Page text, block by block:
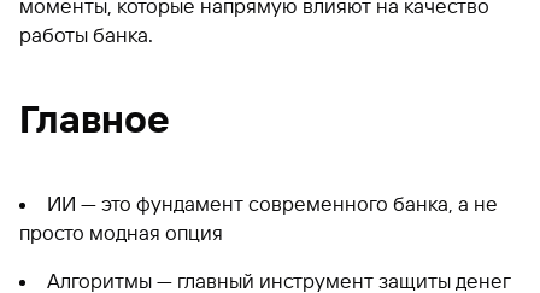
моменты, которые напрямую влияют на качество
работы банка.
Главное
ИИ — это фундамент современного банка, а не
просто модная опция
Алгоритмы — главный инструмент защиты денег